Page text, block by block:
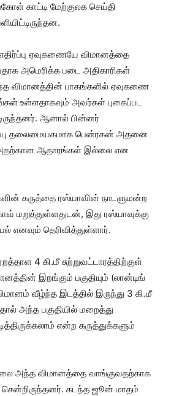
காட்டி மேற்குலக செய்தி
ஏவுகணையே விமானத்தை
அமெரிக்க படை அதிகாரிகள்
விமானத்தின் பாகங்களில் ஏவுகணை
உள்ளதாகவும் அவர்கள் புகைப்பட
ஆனால் பின்னர்
தலைமையகமாக பென்ரகன் அதனை
அதற்கான ஆதாரங்கள் இல்லை என
கருத்தை ரஸ்யாவின் நாடளுமன்ற
மறுத்துள்ளதுடன், இது ரஸ்யாவுக்கு
எனவும் தெரிவித்துள்ளார்.
4 கி.மீ சுற்றுவட்டாரத்திற்குள்
இறங்கும் பகுதியும் (லான்டிங்
வீழ்ந்த இடத்தில் இருந்து 3 கி.மீ
அந்த பகுதியில் மறைத்து
என்ற கருத்துக்களும்
அந்த விமானத்தை வாங்குவதற்காக
சென்றிருந்தனர். கடந்த ஜூன் மாதம்